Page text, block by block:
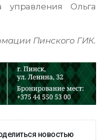
управления Ольга
Пинского ГИК.
новостью